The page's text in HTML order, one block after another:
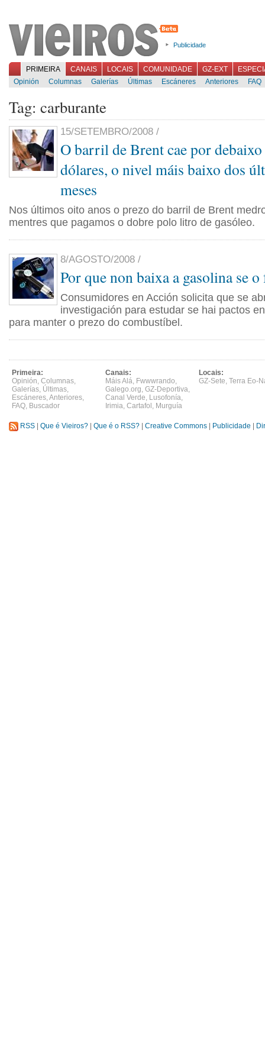
Publicidade
PRIMEIRA CANAIS LOCAIS COMUNIDADE GZ-EXT
Opinión
Columnas Galerías Últimas Escáneres Anteriores FAQ
Tag: carburante
15/SETEMBRO/2008 /
O barril de Brent cae por
dólares, o nivel máis baixo dos
meses
Nos últimos oito anos o prezo do barril de Brent
mentres que pagamos o dobre polo litro de gasóleo.
8/AGOSTO/2008 /
Por que non baixa a gasolina se
Consumidores en Acción solicita que se
investigación para estudar se hai pactos
para manter o prezo do combustíbel.
Primeira:
Opinión, Columnas,
Galerías, Últimas,
Escáneres,Anteriores,
FAQ, Buscador
Canais:
Máis Alá, Fwwwrando,
Galego.org, GZ-Deportiva,
Canal Verde, Lusofonía,
Irimia, Cartafol , Murguía
Locais:
GZ-Sete, Terra Eo-
RSS Que é Vieiros? Que é o RSS? Creative Commons Publicidade